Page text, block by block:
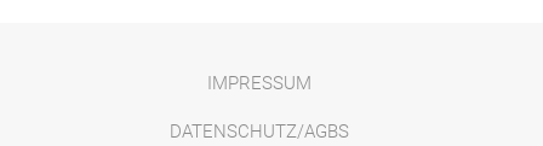
IMPRESSUM
DATENSCHUTZ/AGBS